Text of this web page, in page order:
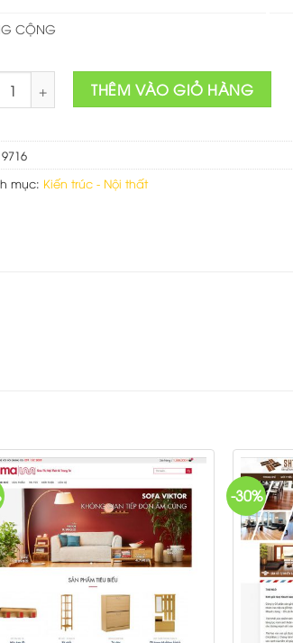
CỘNG
wordpress bán rèm cửa số lượng
THÊM VÀO GIỎ HÀNG
9716
mục: Kiến trúc - Nội thất
-30%